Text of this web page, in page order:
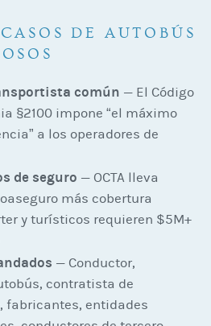
DE AUTOBÚS
común — El Código
§2100 impone “el máximo
a los operadores de
de seguro — OCTA lleva
más cobertura
y turísticos requieren $5M+
— Conductor,
contratista de
fabricantes, entidades